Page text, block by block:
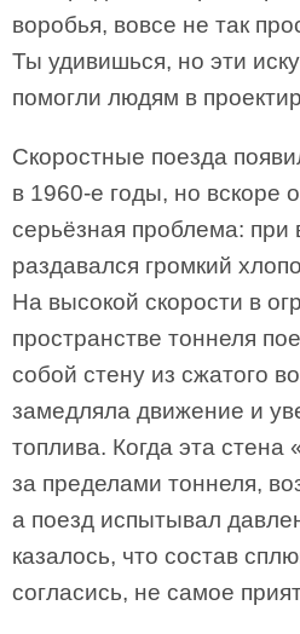
воробья, вовсе не так
Ты удивишься, но эти
помогли людям в
Скоростные поезда
в 1960-е годы, но вскоре
серьёзная проблема: при
раздавался громкий
На высокой скорости в
пространстве тоннеля
собой стену из сжатого
замедляла движение и
топлива. Когда эта стена
за пределами тоннеля,
а поезд испытывал
казалось, что состав
согласись, не самое